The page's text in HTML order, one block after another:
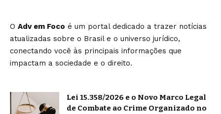
O Adv em Foco é um portal dedicado a trazer notícias
atualizadas sobre o Brasil e o universo jurídico,
conectando você às principais informações que
impactam a sociedade e o direito.
Lei 15.358/2026 e o Novo Marco Legal
de Combate ao Crime Organizado no